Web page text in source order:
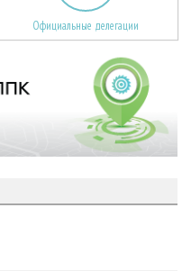
Официальные делегации